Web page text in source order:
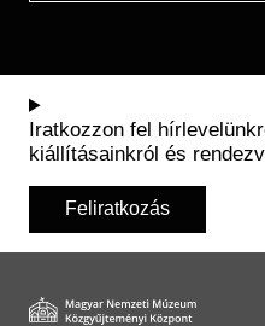
Iratkozzon fel
kiállításainkról és
Feliratkozás